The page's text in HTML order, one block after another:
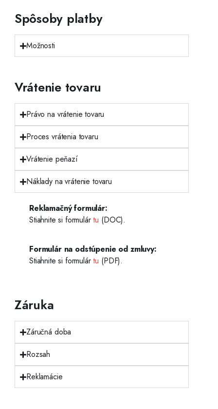
Spôsoby platby
Možnosti
Vrátenie tovaru
Právo na vrátenie tovaru
Proces vrátenia tovaru
Vrátenie peňazí
Náklady na vrátenie tovaru
Reklamačný formulár:
Stiahnite si formulártu (DOC).
Formulár na odstúpenie od zmluvy:
Stiahnite si formulártu (PDF).
Záruka
Záručná doba
Rozsah
Reklamácie